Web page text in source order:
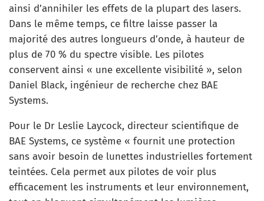
ainsi d’annihiler les effets de la plupart des lasers.
Dans le même temps, ce filtre laisse passer la
majorité des autres longueurs d’onde, à hauteur de
plus de 70 % du spectre visible. Les pilotes
conservent ainsi « une excellente visibilité », selon
Daniel Black, ingénieur de recherche chez BAE
Systems.
Pour le Dr Leslie Laycock, directeur scientifique de
BAE Systems, ce système « fournit une protection
sans avoir besoin de lunettes industrielles fortement
teintées. Cela permet aux pilotes de voir plus
efficacement les instruments et leur environnement,